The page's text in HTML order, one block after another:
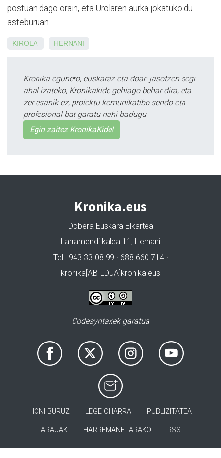
postuan dago orain, eta Urolaren aurka jokatuko du
asteburuan.
KIROLA HERNANI
Kronika egunero, euskaraz eta doan jasotzen segi
ahal izateko, Kronikakide gehiago behar dira, eta
zer esanik ez, proiektu komunikatibo sendo eta
profesional bat garatu nahi badugu.
Egin zaitez KronikaKide!
Kronika.eus
Dobera Euskara Elkartea
Larramendi kalea 11, Hernani
Tel.: 943 33 08 99 · 688 660 714 ·
kronika[ABILDUA]kronika.eus
Codesyntaxek garatua
HONI BURUZ LEGE OHARRA PUBLIZITATEA
ARAUAK HARREMANETARAKO RSS